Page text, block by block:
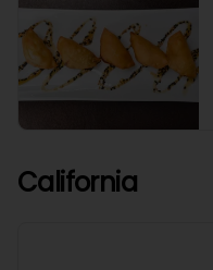
California